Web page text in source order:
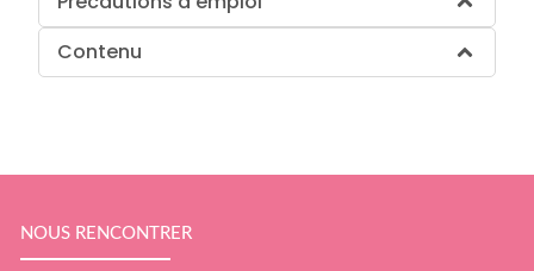
Contenu
NOUS RENCONTRER